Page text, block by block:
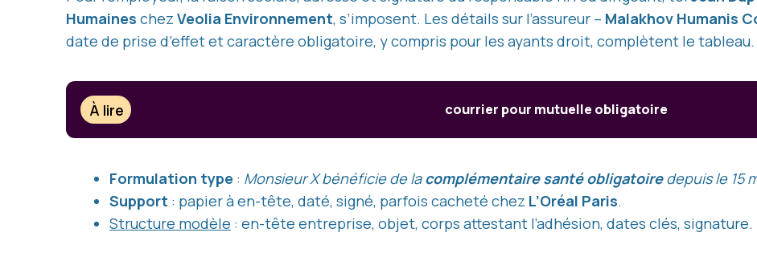
Humaines chez Veolia Environnement, s’imposent. Les détails sur l’assureur – Malakhov Humanis
date de prise d’effet et caractère obligatoire, y compris pour les ayants droit, complètent le tableau.
À lire courrier pour mutuelle obligatoire
Formulation type : Monsieur X bénéficie de lacomplémentaire santé obligatoiredepuis le 15
Support : papier à en-tête, daté, signé, parfois cacheté chez L’Oréal Paris.
Structure modèle : en-tête entreprise, objet, corps attestant l’adhésion, dates clés, signature.